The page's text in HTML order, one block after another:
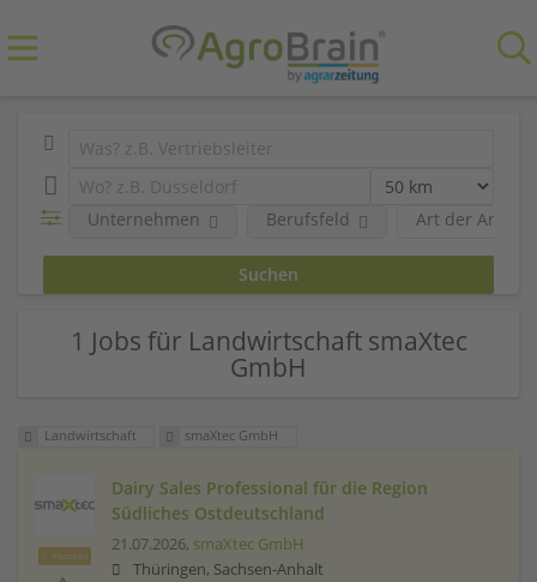
Art der
Unternehmen Berufsfeld
1 Jobs für Landwirtschaft smaXtec
GmbH
Landwirtschaft smaXtec GmbH
Featured
Dairy Sales Professional für die Region
Südliches Ostdeutschland
21.07.2026, smaXtec GmbH
Thüringen, Sachsen-Anhalt